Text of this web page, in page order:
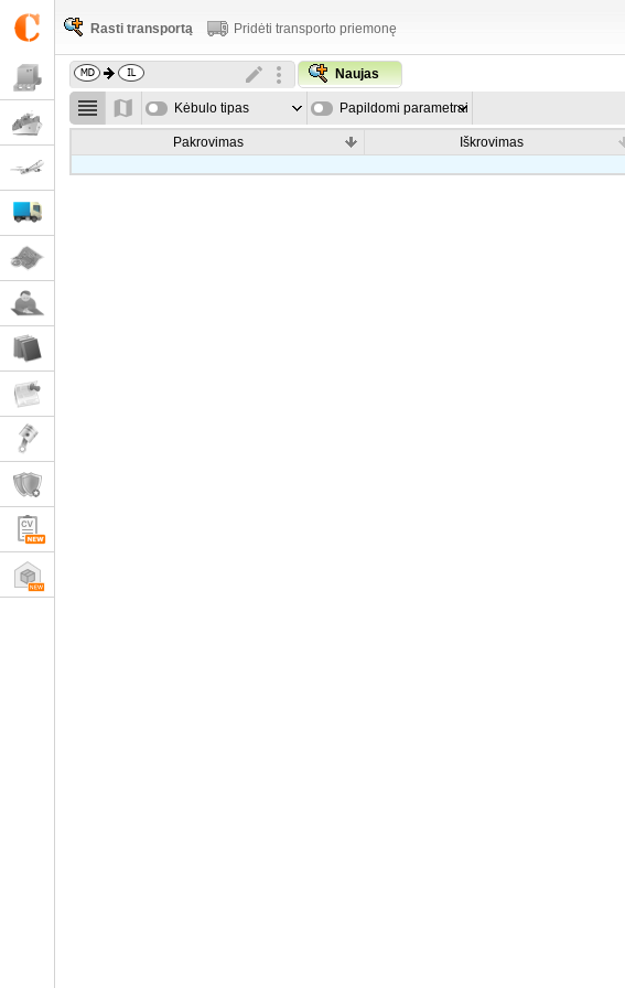
Rasti transportą Pridėti transporto priemonę
Naujas
Kėbulo tipas Papildomi parametrai
Pakrovimas Iškrovimas